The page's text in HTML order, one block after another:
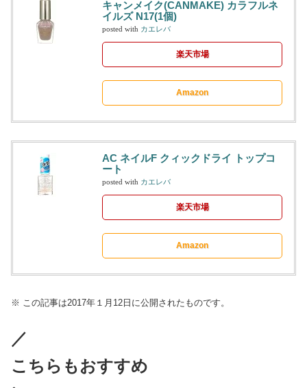
キャンメイク(CANMAKE) カラフルネ
イルズ N17(1個)
posted with カエレバ
楽天市場
Amazon
AC ネイルF クィックドライ トップコ
ート
posted with カエレバ
楽天市場
Amazon
※ この記事は2017年１月12日に公開されたものです。
／
こちらもおすすめ